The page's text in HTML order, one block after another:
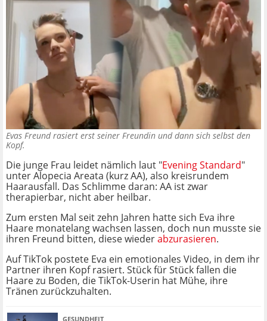
Evas Freund rasiert erst seiner Freundin und dann sich selbst den
Kopf.
Die junge Frau leidet nämlich laut "Evening Standard"
unter Alopecia Areata (kurz AA), also kreisrundem
Haarausfall. Das Schlimme daran: AA ist zwar
therapierbar, nicht aber heilbar.
Zum ersten Mal seit zehn Jahren hatte sich Eva ihre
Haare monatelang wachsen lassen, doch nun musste sie
ihren Freund bitten, diese wiederabzurasieren.
Auf TikTok postete Eva ein emotionales Video, in dem ihr
Partner ihren Kopf rasiert. Stück für Stück fallen die
Haare zu Boden, die TikTok-Userin hat Mühe, ihre
Tränen zurückzuhalten.
GESUNDHEIT